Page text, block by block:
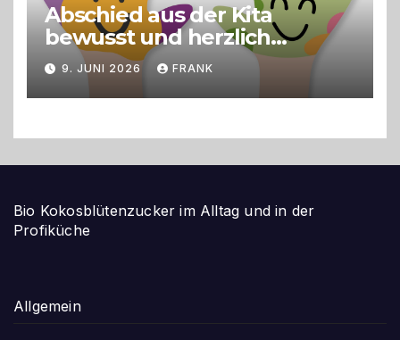
Abschied aus der Kita
bewusst und herzlich
gestalten
9. JUNI 2026 FRANK
Bio Kokosblütenzucker im Alltag und in der
Profiküche
Allgemein